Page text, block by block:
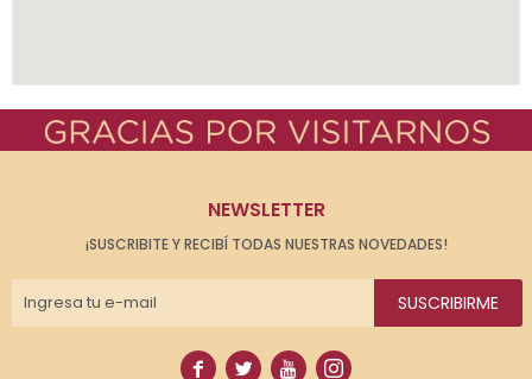
NEWSLETTER
¡SUSCRIBITE Y RECIBÍ TODAS NUESTRAS NOVEDADES!
SUSCRIBIRME
   